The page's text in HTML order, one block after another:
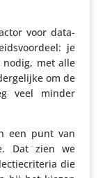
voor data­
je
met alle
om de
veel minder
een punt van
Dat zien we
die